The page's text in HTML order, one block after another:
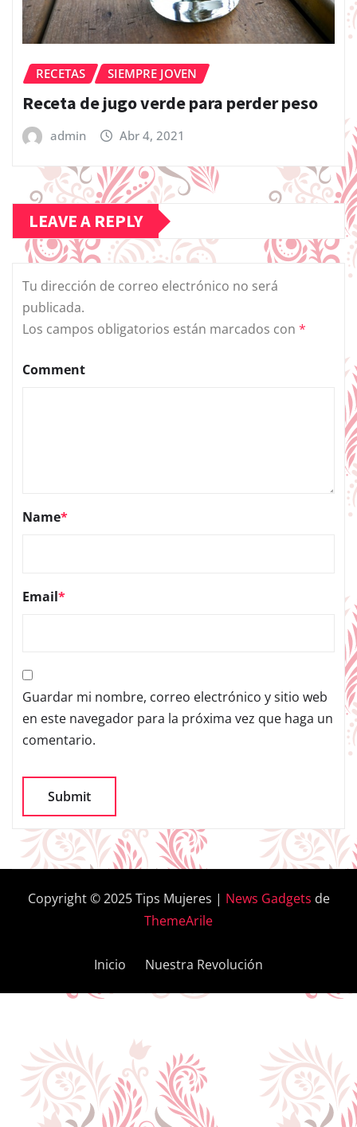
RECETAS SIEMPRE JOVEN
Receta de jugo verde para perder peso
admin Abr 4, 2021
LEAVE A REPLY
Tu dirección de correo electrónico no será
publicada.
Los campos obligatorios están marcados con *
Comment
Name*
Email*
Guardar mi nombre, correo electrónico y sitio web
en este navegador para la próxima vez que haga un
comentario.
Copyright © 2025 Tips Mujeres | News Gadgets de
ThemeArile
Inicio Nuestra Revolución